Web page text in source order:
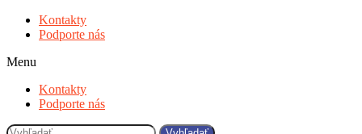
Kontakty
Podporte nás
Menu
Kontakty
Podporte nás